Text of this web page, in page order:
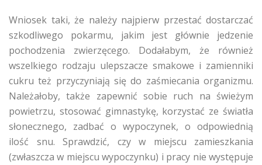
Wniosek taki, że należy najpierw przestać dostarczać
szkodliwego pokarmu, jakim jest głównie jedzenie
pochodzenia zwierzęcego. Dodałabym, że również
wszelkiego rodzaju ulepszacze smakowe i zamienniki
cukru też przyczyniają się do zaśmiecania organizmu.
Należałoby, także zapewnić sobie ruch na świeżym
powietrzu, stosować gimnastykę, korzystać ze światła
słonecznego, zadbać o wypoczynek, o odpowiednią
ilość snu. Sprawdzić, czy w miejscu zamieszkania
(zwłaszcza w miejscu wypoczynku) i pracy nie występuje